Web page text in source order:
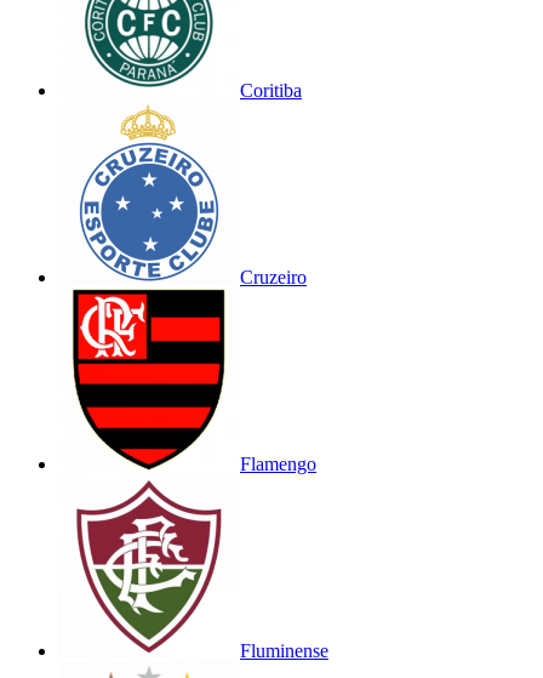
Coritiba
Cruzeiro
Flamengo
Fluminense